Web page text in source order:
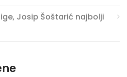
Josip Šoštarić najbolji